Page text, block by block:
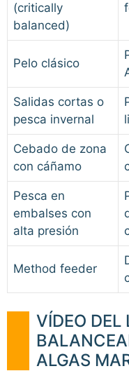
(critically
balanced)
Pelo clásico
Salidas cortas o
pesca invernal
Cebado de zona
con cáñamo
Pesca en
embalses con
alta presión
Method feeder
VÍDEO DEL
ALGAS